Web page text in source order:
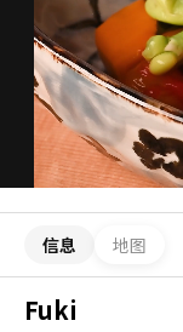
信息 地图
Fuki